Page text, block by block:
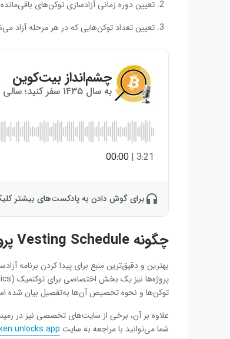
تعیین دوره زمانی آزادسازی توکن‌های
تعیین تعداد توکن‌هایی که در هر مرحله آزاد
چشم‌انداز بیت‌کوین
به سال ۱۴۳۵ سفر کنید؛ سالی که استخراج بیت‌کوین به پایان می‌رسد!
3:21
|
00:00
برای گوش دادن به پادکست‌های بیشتر
چگونه Vesting Schedule پروژه‌های ارز دیجیتال را پیدا کنیم؟
بهترین و دقیق‌ترین منبع برای پیدا کردن برنامه
توکن‌ها و نحوه تخصیص آن‌ها به‌تفصیل بیان شده
علاوه بر آن، برخی از سایت‌های تخصصی نیز در
شما می‌توانید با مراجعه به سایت